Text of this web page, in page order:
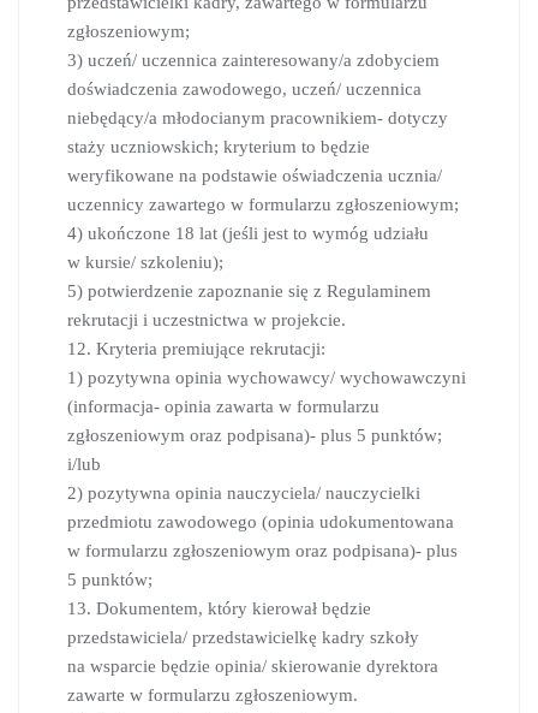
zgłoszeniowym;
3) uczeń/ uczennica zainteresowany/a zdobyciem
doświadczenia zawodowego, uczeń/ uczennica
niebędący/a młodocianym pracownikiem- dotyczy
staży uczniowskich; kryterium to będzie
weryfikowane na podstawie oświadczenia ucznia/
uczennicy zawartego w formularzu zgłoszeniowym;
4) ukończone 18 lat (jeśli jest to wymóg udziału
w kursie/ szkoleniu);
5) potwierdzenie zapoznanie się z Regulaminem
rekrutacji i uczestnictwa w projekcie.
12. Kryteria premiujące rekrutacji:
1) pozytywna opinia wychowawcy/ wychowawczyni
(informacja- opinia zawarta w formularzu
zgłoszeniowym oraz podpisana)- plus 5 punktów;
i/lub
2) pozytywna opinia nauczyciela/ nauczycielki
przedmiotu zawodowego (opinia udokumentowana
w formularzu zgłoszeniowym oraz podpisana)- plus
5 punktów;
13. Dokumentem, który kierował będzie
przedstawiciela/ przedstawicielkę kadry szkoły
na wsparcie będzie opinia/ skierowanie dyrektora
zawarte w formularzu zgłoszeniowym.